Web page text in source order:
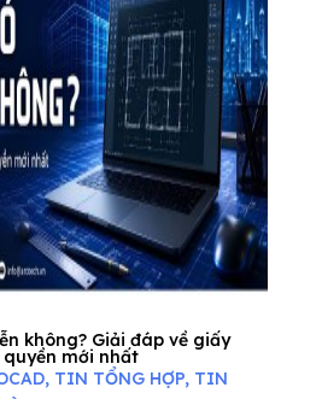
không? Giải đáp về giấy
quyền mới nhất
, TIN TỔNG HỢP, TIN